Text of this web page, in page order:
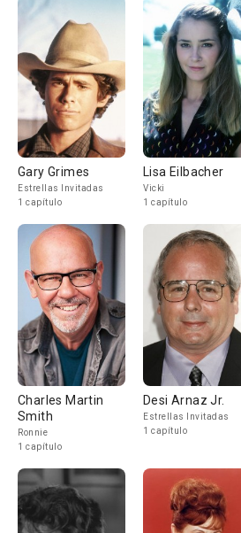
Gary Grimes
Estrellas Invitadas
1 capítulo
Lisa Eilbacher
Vicki
1 capítulo
Charles Martin
Smith
Ronnie
1 capítulo
Desi Arnaz Jr.
Estrellas Invitadas
1 capítulo